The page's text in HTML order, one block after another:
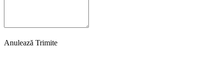
Anulează Trimite